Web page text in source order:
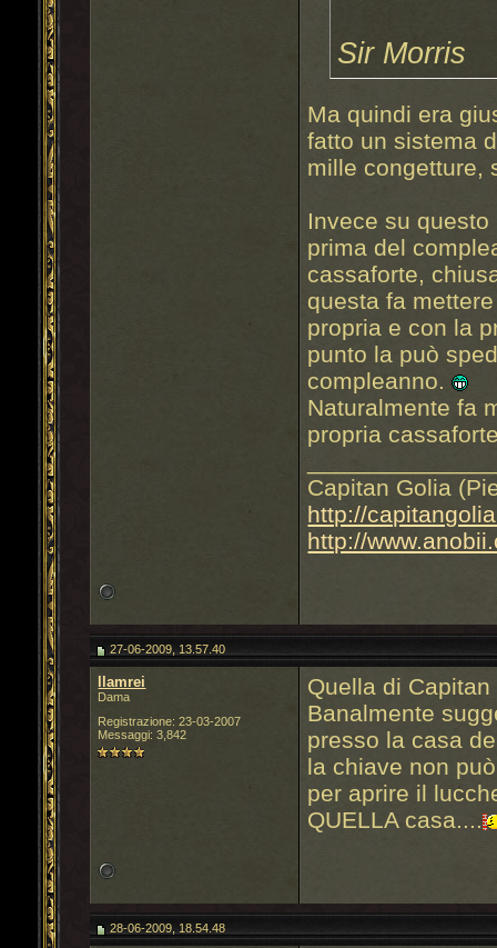
Sir Morris
Ma quindi era
fatto un sistema
mille congetture,
Invece su
prima del
cassaforte,
questa fa
propria e con la
punto la può
compleanno.
Naturalmente fa
propria
Capitan Golia
http://
http://
27-06-2009, 13.57.40
llamrei
Dama
Registrazione: 23-03-2007
Messaggi: 3,842
Quella di
Banalmente
presso la casa
la chiave non
per aprire il
QUELLA casa....
28-06-2009, 18.54.48